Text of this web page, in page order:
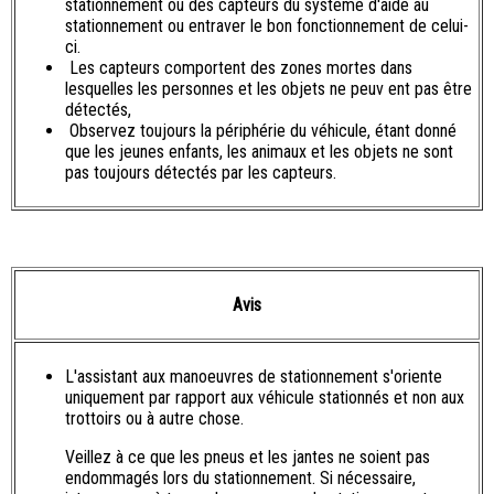
stationnement ou des capteurs du système d'aide au
stationnement ou entraver le bon fonctionnement de celui-
ci.
Les capteurs comportent des zones mortes dans
lesquelles les personnes et les objets ne peuv ent pas être
détectés,
Observez toujours la périphérie du véhicule, étant donné
que les jeunes enfants, les animaux et les objets ne sont
pas toujours détectés par les capteurs.
Avis
L'assistant aux manoeuvres de stationnement s'oriente
uniquement par rapport aux véhicule stationnés et non aux
trottoirs ou à autre chose.
Veillez à ce que les pneus et les jantes ne soient pas
endommagés lors du stationnement. Si nécessaire,